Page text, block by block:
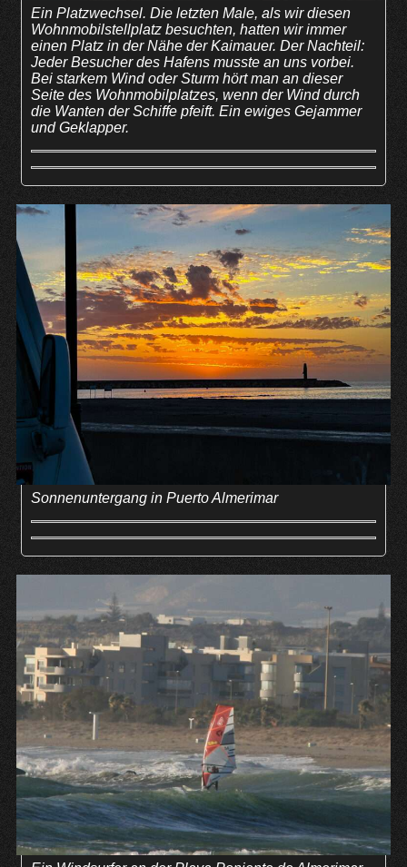
Ein Platzwechsel. Die letzten Male, als wir diesen
Wohnmobilstellplatz besuchten, hatten wir immer
einen Platz in der Nähe der Kaimauer. Der Nachteil:
Jeder Besucher des Hafens musste an uns vorbei.
Bei starkem Wind oder Sturm hört man an dieser
Seite des Wohnmobilplatzes, wenn der Wind durch
die Wanten der Schiffe pfeift. Ein ewiges Gejammer
und Geklapper.
Sonnenuntergang in Puerto Almerimar